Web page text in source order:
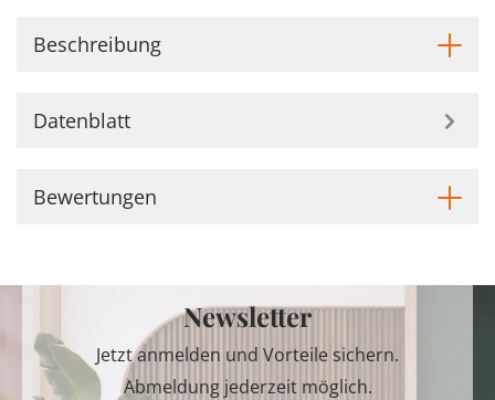
Beschreibung
Datenblatt
Bewertungen
Newsletter
Jetzt anmelden und Vorteile sichern.
Abmeldung jederzeit möglich.